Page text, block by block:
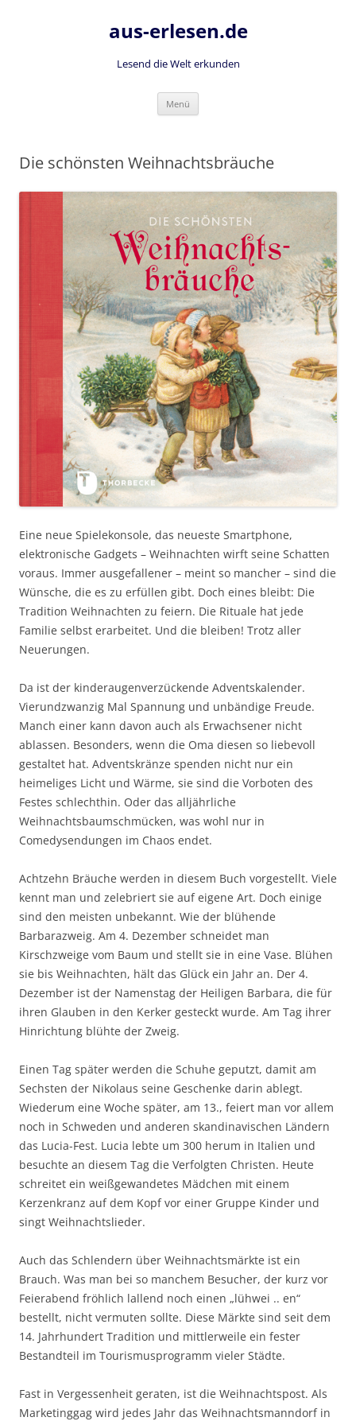
aus-erlesen.de
Lesend die Welt erkunden
Menü
Die schönsten Weihnachtsbräuche
Eine neue Spielekonsole, das neueste Smartphone,
elektronische Gadgets – Weihnachten wirft seine Schatten
voraus. Immer ausgefallener – meint so mancher – sind die
Wünsche, die es zu erfüllen gibt. Doch eines bleibt: Die
Tradition Weihnachten zu feiern. Die Rituale hat jede
Familie selbst erarbeitet. Und die bleiben! Trotz aller
Neuerungen.
Da ist der kinderaugenverzückende Adventskalender.
Vierundzwanzig Mal Spannung und unbändige Freude.
Manch einer kann davon auch als Erwachsener nicht
ablassen. Besonders, wenn die Oma diesen so liebevoll
gestaltet hat. Adventskränze spenden nicht nur ein
heimeliges Licht und Wärme, sie sind die Vorboten des
Festes schlechthin. Oder das alljährliche
Weihnachtsbaumschmücken, was wohl nur in
Comedysendungen im Chaos endet.
Achtzehn Bräuche werden in diesem Buch vorgestellt. Viele
kennt man und zelebriert sie auf eigene Art. Doch einige
sind den meisten unbekannt. Wie der blühende
Barbarazweig. Am 4. Dezember schneidet man
Kirschzweige vom Baum und stellt sie in eine Vase. Blühen
sie bis Weihnachten, hält das Glück ein Jahr an. Der 4.
Dezember ist der Namenstag der Heiligen Barbara, die für
ihren Glauben in den Kerker gesteckt wurde. Am Tag ihrer
Hinrichtung blühte der Zweig.
Einen Tag später werden die Schuhe geputzt, damit am
Sechsten der Nikolaus seine Geschenke darin ablegt.
Wiederum eine Woche später, am 13., feiert man vor allem
noch in Schweden und anderen skandinavischen Ländern
das Lucia-Fest. Lucia lebte um 300 herum in Italien und
besuchte an diesem Tag die Verfolgten Christen. Heute
schreitet ein weißgewandetes Mädchen mit einem
Kerzenkranz auf dem Kopf vor einer Gruppe Kinder und
singt Weihnachtslieder.
Auch das Schlendern über Weihnachtsmärkte ist ein
Brauch. Was man bei so manchem Besucher, der kurz vor
Feierabend fröhlich lallend noch einen „lühwei .. en“
bestellt, nicht vermuten sollte. Diese Märkte sind seit dem
14. Jahrhundert Tradition und mittlerweile ein fester
Bestandteil im Tourismusprogramm vieler Städte.
Fast in Vergessenheit geraten, ist die Weihnachtspost. Als
Marketinggag wird jedes Jahr das Weihnachtsmanndorf in